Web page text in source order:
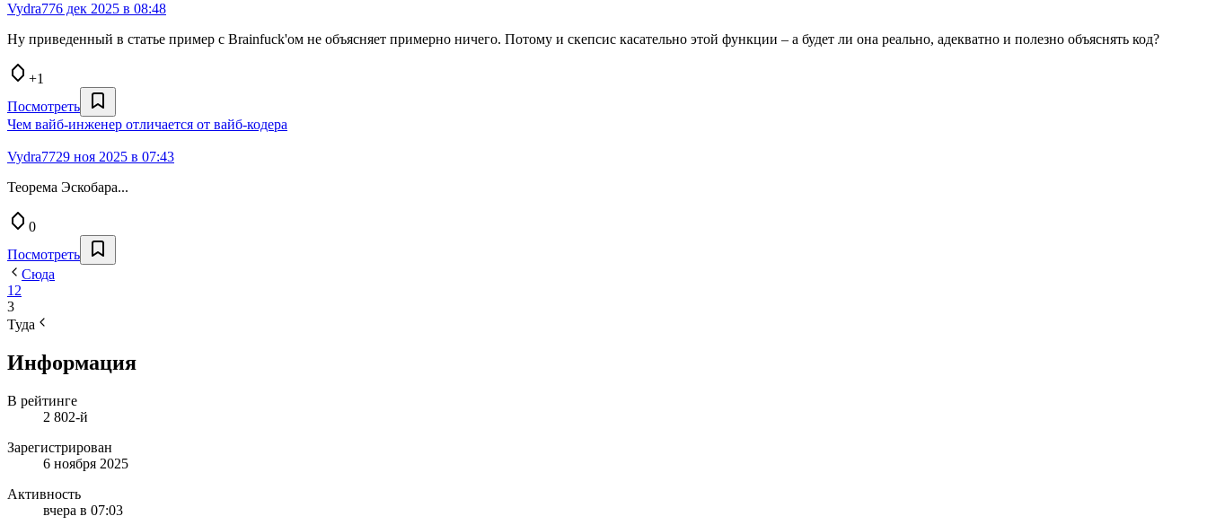
Vydra776 дек 2025 в 08:48
Ну приведенный в статье пример с Brainfuck'ом не объясняет примерно ничего. Потому и скепсис касательно этой функции – а будет ли она реально, адекватно и полезно объяснять код?
+1
Посмотреть
Чем вайб-инженер отличается от вайб-кодера
Vydra7729 ноя 2025 в 07:43
Теорема Эскобара...
0
Посмотреть
Сюда
1 2
3
Туда
Информация
В рейтинге
2 802-й
Зарегистрирован
6 ноября 2025
Активность
вчера в 07:03